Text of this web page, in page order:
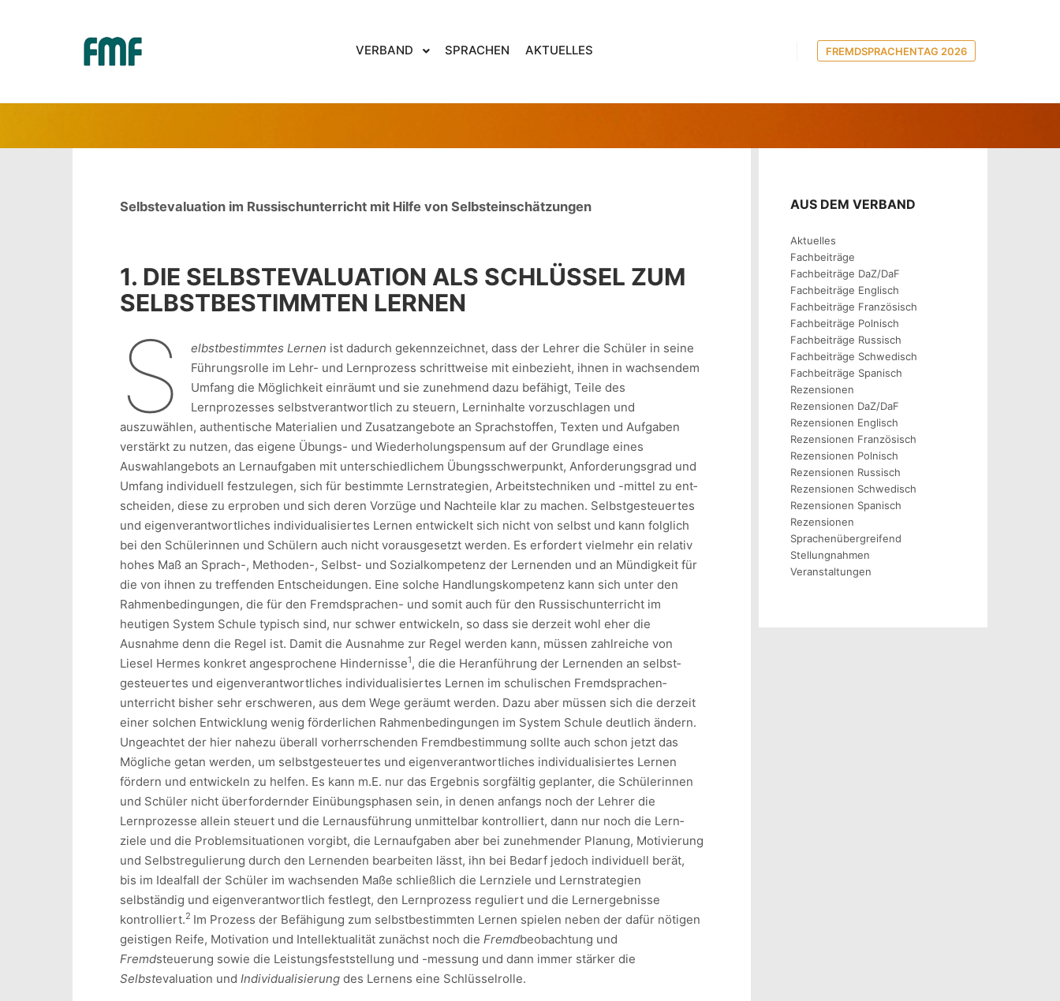
VERBAND SPRACHEN AKTUELLES FREMDSPRACHENTAG 2026
5. April 2014 vonUlf Borgwardt
Selbstevaluation im Russischunterricht mit Hilfe von Selbsteinschätzungen
1. DIE SELBSTEVALUATION ALS SCHLÜSSEL ZUM
SELBSTBESTIMMTEN LERNEN
S elbstbestimmtes Lernen ist dadurch gekennzeichnet, dass der Lehrer die Schüler in seine
Füh­rungsrolle im Lehr- und Lernprozess schrittweise mit einbezieht, ihnen in wachsendem
Umfang die Möglichkeit einräumt und sie zunehmend dazu befähigt, Teile des
Lernprozesses selbst­verant­wort­lich zu steuern, Lerninhalte vorzuschlagen und
auszuwählen, authentische Mate­ria­lien und Zusatzangebote an Sprachstoffen, Texten und Aufgaben
verstärkt zu nutzen, das ei­gene Übungs- und Wiederholungspensum auf der Grundlage eines
Auswahlan­gebots an Lern­­­­auf­gaben mit unterschiedlichem Übungsschwerpunkt, Anforde­rungs­grad und
Umfang indi­viduell festzulegen, sich für bestimmte Lernstrategien, Arbeitstechniken und -mittel zu ent­
scheiden, diese zu erproben und sich deren Vorzüge und Nachteile klar zu machen. Selbst­gesteuertes
und eigenverantwortliches individualisiertes Lernen entwickelt sich nicht von selbst und kann folglich
bei den Schülerinnen und Schülern auch nicht vorausgesetzt werden. Es erfordert vielmehr ein relativ
hohes Maß an Sprach-, Methoden-, Selbst- und Sozial­kompetenz der Lernenden und an Mündigkeit für
die von ihnen zu treffenden Entscheidungen. Eine solche Handlungskompetenz kann sich unter den
Rahmenbedingungen, die für den Fremd­sprachen- und somit auch für den Russischunterricht im
heutigen System Schule typisch sind, nur schwer entwickeln, so dass sie derzeit wohl eher die
Ausnahme denn die Regel ist. Damit die Aus­nah­me zur Regel werden kann, müs­sen zahlreiche von
Liesel Hermes konkret angesprochene Hinder­nisse1, die die Heranführung der Lernenden an selbst­
gesteuertes und eigenverant­wort­liches indivi­du­ali­­sier­tes Lernen im schulischen Fremd­spra­chen­
unterricht bis­her sehr erschwe­ren, aus dem Wege ge­räumt werden. Dazu aber müssen sich die derzeit
einer sol­chen Ent­wick­lung wenig förder­li­chen Rahmenbedingungen im System Schule deutlich ändern.
Ungeachtet der hier nahe­zu über­all vorherrschenden Fremd­bestimmung sollte auch schon jetzt das
Mögli­che getan wer­den, um selbst­gesteuertes und eigenverantwortliches indi­vi­du­alisiertes Lernen
fördern und ent­wickeln zu helfen. Es kann m.E. nur das Ergebnis sorgfältig geplanter, die Schü­le­rinnen
und Schü­ler nicht überfordernder Einübungsphasen sein, in denen anfangs noch der Lehrer die
Lernpro­zesse allein steuert und die Lernausführung unmittelbar kon­trolliert, dann nur noch die Lern­
ziele und die Problem­situationen vorgibt, die Lernaufgaben aber bei zu­neh­mender Planung, Motivie­rung
und Selbstregulierung durch den Lernenden bearbeiten lässt, ihn bei Bedarf jedoch individuell berät,
bis im Idealfall der Schüler im wachsenden Maße schließlich die Lernziele und Lernstrategien
selbständig und eigen­verantwortlich festlegt, den Lernprozess reguliert und die Lernergeb­nisse
kontrolliert.2 Im Prozess der Befähigung zum selbstbe­stimmten Lernen spielen neben der dafür nötigen
geistigen Reife, Motivation und Intellektualität zunächst noch die Fremd­beobachtung und
Fremdsteuerung sowie die Leis­tungsfeststellung und -messung und dann immer stärker die
Selbstevaluation und Indivi­duali­sierung des Lernens eine Schlüs­sel­­rolle.
AUS DEM VERBAND
Aktuelles
Fachbeiträge
Fachbeiträge DaZ/DaF
Fachbeiträge Englisch
Fachbeiträge Französisch
Fachbeiträge Polnisch
Fachbeiträge Russisch
Fachbeiträge Schwedisch
Fachbeiträge Spanisch
Rezensionen
Rezensionen DaZ/DaF
Rezensionen Englisch
Rezensionen Französisch
Rezensionen Polnisch
Rezensionen Russisch
Rezensionen Schwedisch
Rezensionen Spanisch
Rezensionen
Sprachenübergreifend
Stellungnahmen
Veranstaltungen